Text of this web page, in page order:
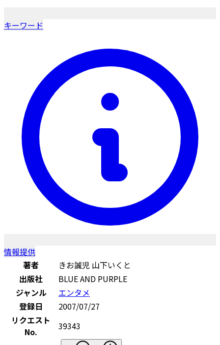
キーワード
情報提供
著者
きお誠児 山下いくと
出版社
BLUE AND PURPLE
ジャンル
エンタメ
登録日
2007/07/27
リクエスト
No.
39343